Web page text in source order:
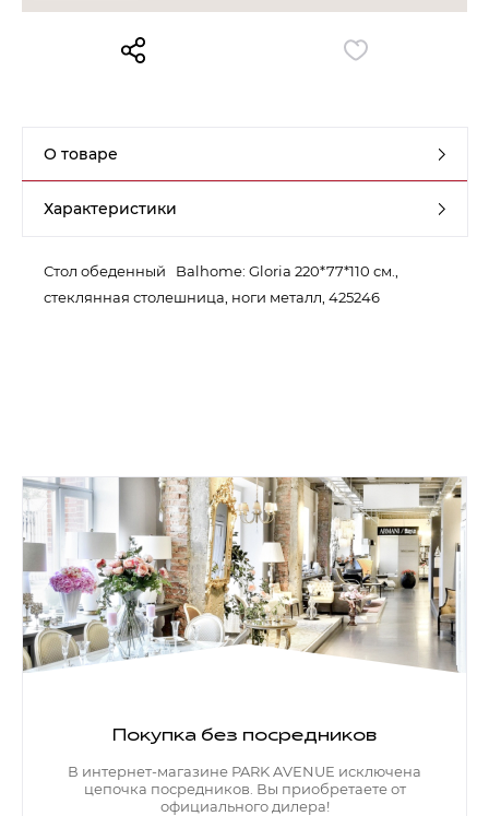
О товаре
Характеристики
Стол обеденный Balhome: Gloria 220*77*110 см.,
стеклянная столешница, ноги металл, 425246
Покупка без посредников
В интернет-магазине PARK AVENUE исключена
цепочка посредников. Вы приобретаете от
официального дилера!